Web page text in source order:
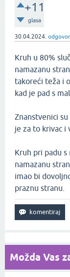
+11
glasa
30.04.2024. odgovor
Kruh u 80%
namazanu
takoreći teža i
kad je pad s
Znanstvenici
je za to krivac i
Kruh pri padu
namazanu
imao bi
praznu stranu.
Možda Vas